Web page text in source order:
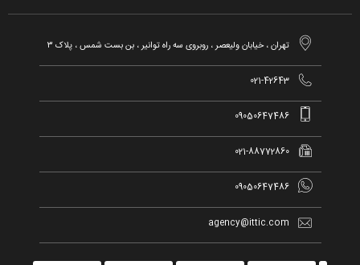
 تهران ، خیابان ولیعصر ، روبروی سه راه توانیر ، بن بست شمس ، پلاک ۳

021-42643

09050647486

021-88772860

09050647486

agency@ittic.com